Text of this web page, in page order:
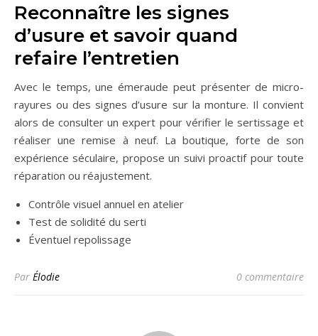
Reconnaître les signes
d’usure et savoir quand
refaire l’entretien
Avec le temps, une émeraude peut présenter de micro-
rayures ou des signes d’usure sur la monture. Il convient
alors de consulter un expert pour vérifier le sertissage et
réaliser une remise à neuf. La boutique, forte de son
expérience séculaire, propose un suivi proactif pour toute
réparation ou réajustement.
Contrôle visuel annuel en atelier
Test de solidité du serti
Éventuel repolissage
Par Élodie 0 commentaire